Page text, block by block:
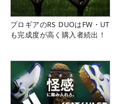
プロギアのRS DUOはFW・UT
も完成度が高く購入者続出！